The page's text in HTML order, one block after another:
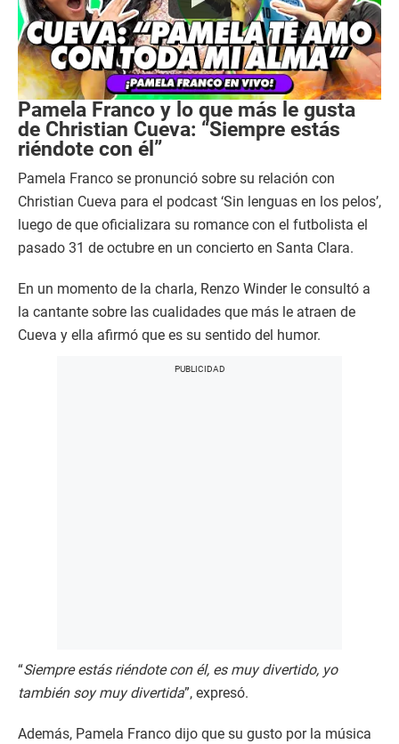
Pamela Franco y lo que más le gusta
de Christian Cueva: “Siempre estás
riéndote con él”
Pamela Franco se pronunció sobre su relación con
Christian Cueva para el podcast ‘Sin lenguas en los pelos’,
luego de que oficializara su romance con el futbolista el
pasado 31 de octubre en un concierto en Santa Clara.
En un momento de la charla, Renzo Winder le consultó a
la cantante sobre las cualidades que más le atraen de
Cueva y ella afirmó que es su sentido del humor.
“Siempre estás riéndote con él, es muy divertido, yo
también soy muy divertida”, expresó.
Además, Pamela Franco dijo que su gusto por la música